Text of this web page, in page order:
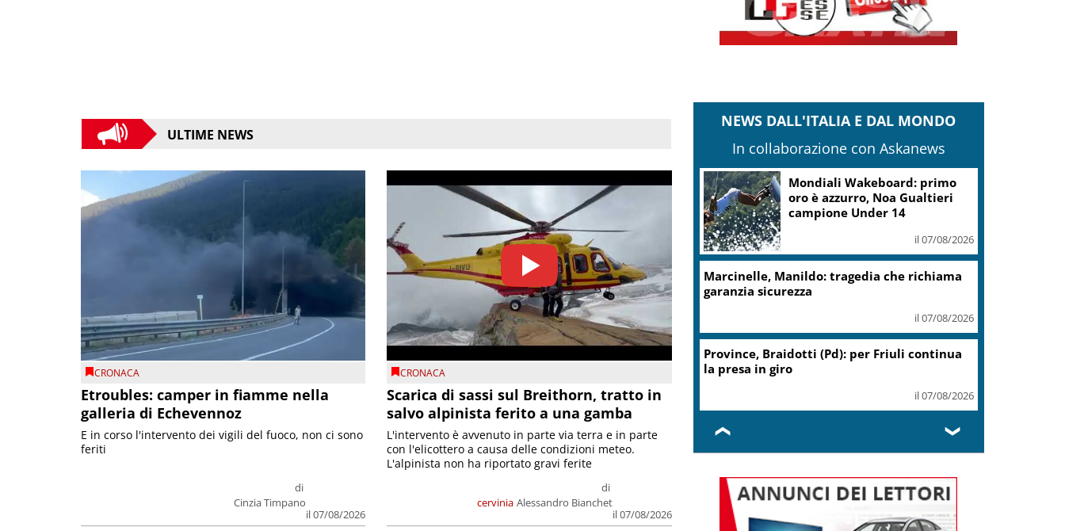
ULTIME NEWS
CRONACA
Etroubles: camper in fiamme nella
galleria di Echevennoz
di
Cinzia Timpano
il 07/08/2026
E in corso l'intervento dei vigili del fuoco, non ci sono
feriti
CRONACA
Scarica di sassi sul Breithorn, tratto in
salvo alpinista ferito a una gamba
cervinia
di
Alessandro Bianchet
il 07/08/2026
L'intervento è avvenuto in parte via terra e in parte
con l'elicottero a causa delle condizioni meteo.
L'alpinista non ha riportato gravi ferite
NEWS DALL'ITALIA E DAL MONDO
In collaborazione con Askanews
Mondiali Wakeboard: primo
oro è azzurro, Noa Gualtieri
campione Under 14
il 07/08/2026
Marcinelle, Manildo: tragedia che richiama
garanzia sicurezza
il 07/08/2026
Province, Braidotti (Pd): per Friuli continua
la presa in giro
il 07/08/2026
❮ ❯